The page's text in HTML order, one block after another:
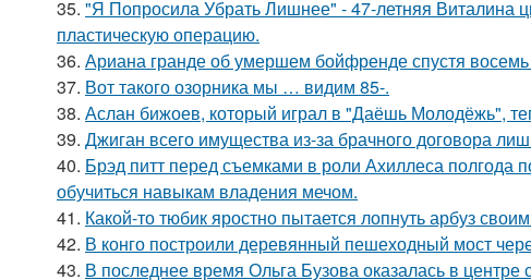
35. "Я Попросила Убрать Лишнее" - 47-летняя Виталина
пластическую операцию.
36. Ариана гранде об умершем бойфренде спустя
37. Вот такого озорника мы … видим 85-.
38. Аслан бижоев, который играл в "Даёшь Молодёжь",
39. Джиган всего имущества из-за брачного договора
40. Брэд питт перед съемками в роли Ахиллеса полгода
обучиться навыкам владения мечом.
41. Какой-то тюбик яростно пытается лопнуть арбуз
42. В конго построили деревянный пешеходный мост
43. В последнее время Ольга Бузова оказалась в